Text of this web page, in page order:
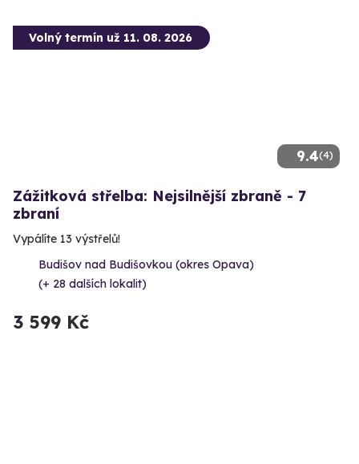
9.4(4)
Volný termín už 11. 08. 2026
Zážitková střelba: Nejsilnější zbraně - 7
zbraní
Vypálíte 13 výstřelů!
Budišov nad Budišovkou (okres Opava)
(+ 28 dalších lokalit)
3 599 Kč